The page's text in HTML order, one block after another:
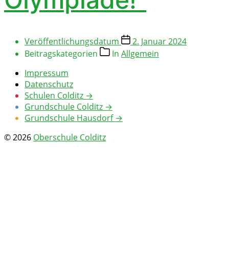
Veröffentlichungsdatum
2. Januar 2024
Beitragskategorien
In Allgemein
Impressum
Datenschutz
Schulen Colditz →
Grundschule Colditz →
Grundschule Hausdorf →
© 2026 Oberschule Colditz